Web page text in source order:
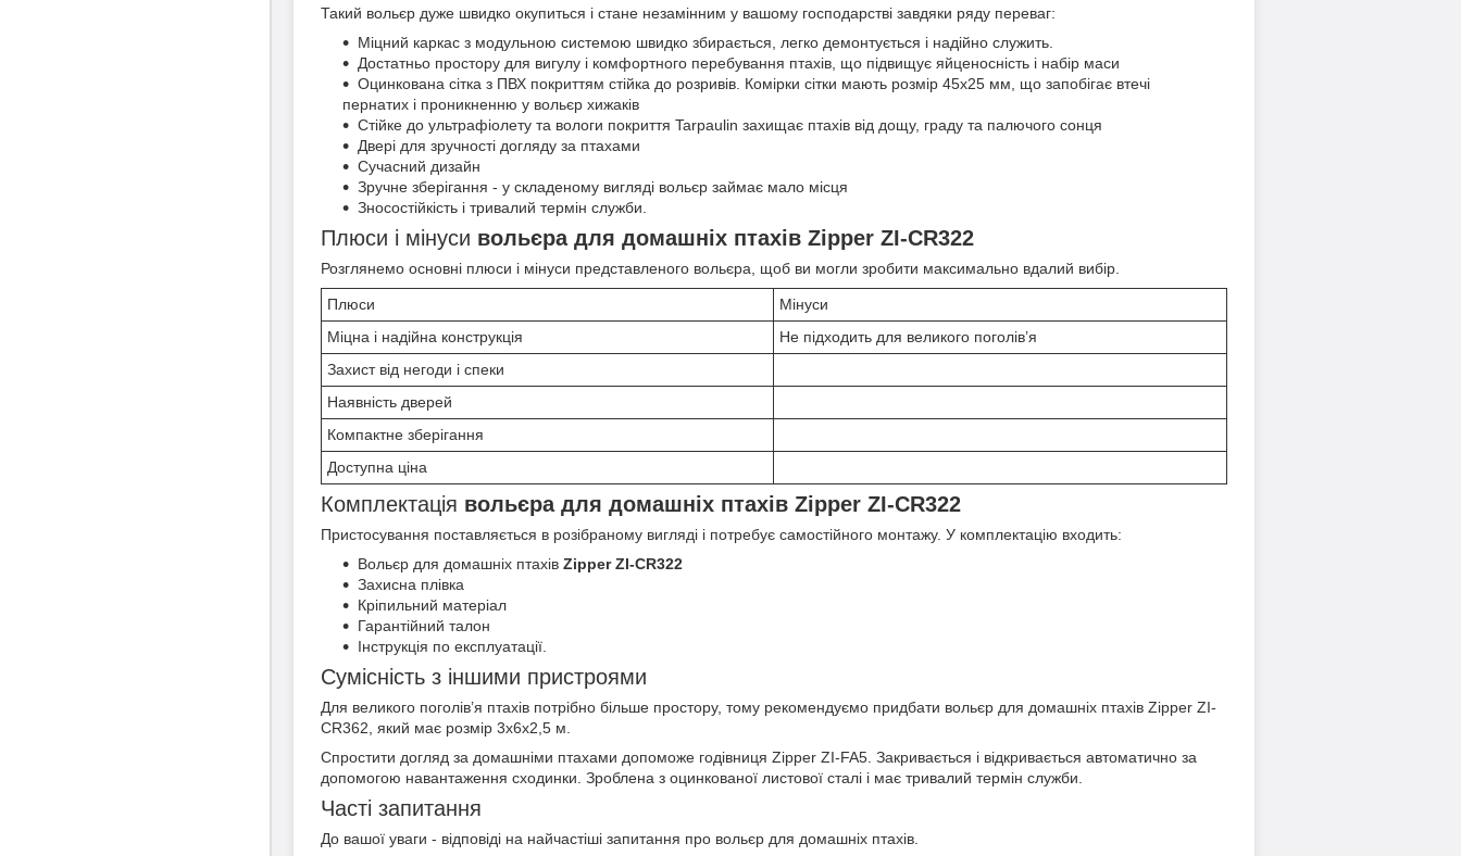
Такий вольєр дуже швидко окупиться і стане незамінним у вашому господарстві завдяки ряду переваг:
Міцний каркас з модульною системою швидко збирається, легко демонтується і надійно служить.
Достатньо простору для вигулу і комфортного перебування птахів, що підвищує яйценосність і набір маси
Оцинкована сітка з ПВХ покриттям стійка до розривів. Комірки сітки мають розмір 45х25 мм, що запобігає втечі
пернатих і проникненню у вольєр хижаків
Стійке до ультрафіолету та вологи покриття Tarpaulin захищає птахів від дощу, граду та палючого сонця
Двері для зручності догляду за птахами
Сучасний дизайн
Зручне зберігання - у складеному вигляді вольєр займає мало місця
Зносостійкість і тривалий термін служби.
Плюси і мінуси вольєра для домашніх птахів Zipper ZI-CR322
Розглянемо основні плюси і мінуси представленого вольєра, щоб ви могли зробити максимально вдалий вибір.
Плюси
Мінуси
Міцна і надійна конструкція
Не підходить для великого поголів’я
Захист від негоди і спеки
Наявність дверей
Компактне зберігання
Доступна ціна
Комплектація вольєра для домашніх птахів Zipper ZI-CR322
Пристосування поставляється в розібраному вигляді і потребує самостійного монтажу. У комплектацію входить:
Вольєр для домашніх птахів Zipper ZI-CR322
Захисна плівка
Кріпильний матеріал
Гарантійний талон
Інструкція по експлуатації.
Сумісність з іншими пристроями
Для великого поголів’я птахів потрібно більше простору, тому рекомендуємо придбати вольєр для домашніх птахів Zipper ZI-
CR362, який має розмір 3х6х2,5 м.
Спростити догляд за домашніми птахами допоможе годівниця Zipper ZI-FA5. Закривається і відкривається автоматично за
допомогою навантаження сходинки. Зроблена з оцинкованої листової сталі і має тривалий термін служби.
Часті запитання
До вашої уваги - відповіді на найчастіші запитання про вольєр для домашніх птахів.